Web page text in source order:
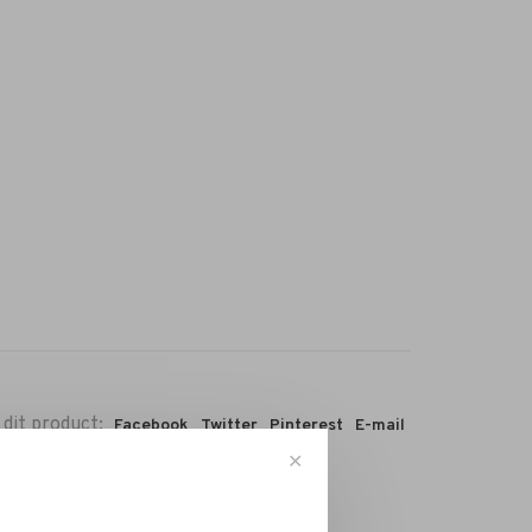
dit product: Facebook Twitter Pinterest
E-mail
✕